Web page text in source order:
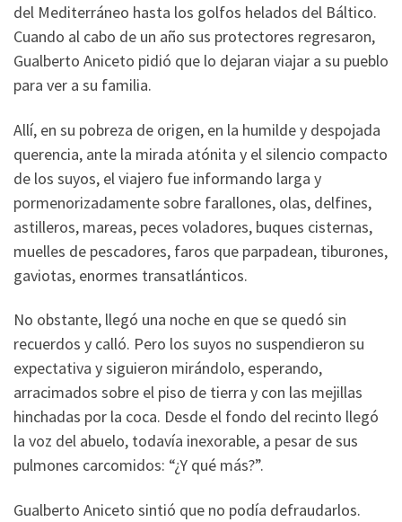
del Mediterráneo hasta los golfos helados del Báltico.
Cuando al cabo de un año sus protectores regresaron,
Gualberto Aniceto pidió que lo dejaran viajar a su pueblo
para ver a su familia.
Allí, en su pobreza de origen, en la humilde y despojada
querencia, ante la mirada atónita y el silencio compacto
de los suyos, el viajero fue informando larga y
pormenorizadamente sobre farallones, olas, delfines,
astilleros, mareas, peces voladores, buques cisternas,
muelles de pescadores, faros que parpadean, tiburones,
gaviotas, enormes transatlánticos.
No obstante, llegó una noche en que se quedó sin
recuerdos y calló. Pero los suyos no suspendieron su
expectativa y siguieron mirándolo, esperando,
arracimados sobre el piso de tierra y con las mejillas
hinchadas por la coca. Desde el fondo del recinto llegó
la voz del abuelo, todavía inexorable, a pesar de sus
pulmones carcomidos: “¿Y qué más?”.
Gualberto Aniceto sintió que no podía defraudarlos.